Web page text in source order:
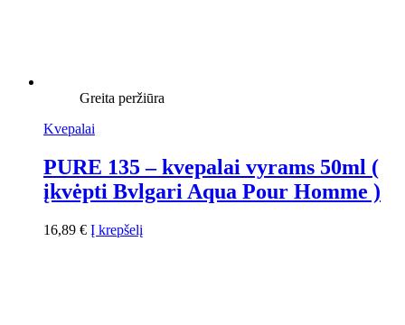
Greita peržiūra
Kvepalai
PURE 135 – kvepalai vyrams 50ml (
įkvėpti Bvlgari Aqua Pour Homme )
16,89 € Į krepšelį